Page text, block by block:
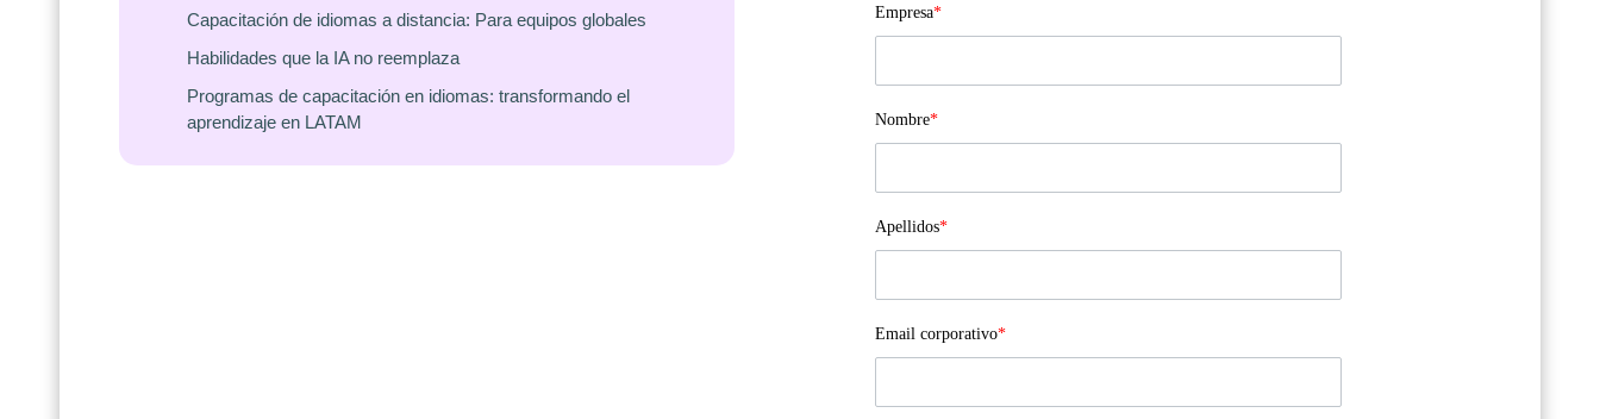
Capacitación de idiomas a distancia: Para equipos globales
Habilidades que la IA no reemplaza
Programas de capacitación en idiomas: transformando el
aprendizaje en LATAM
Empresa*
Nombre*
Apellidos*
Email corporativo*